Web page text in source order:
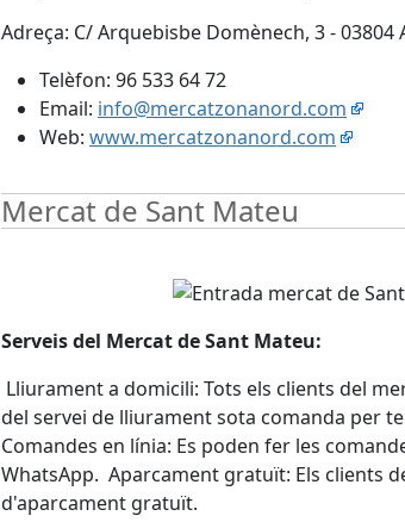
Adreça: C/ Arquebisbe Domènech, 3 - 03804
Telèfon: 96 533 64 72
Email: info@mercatzonanord.com
Web: www.mercatzonanord.com
Mercat de Sant Mateu
Serveis del Mercat de Sant Mateu:
Lliurament a domicili: Tots els clients del
del servei de lliurament sota comanda per
Comandes en línia: Es poden fer les
WhatsApp. Aparcament gratuït: Els clients
d'aparcament gratuït.